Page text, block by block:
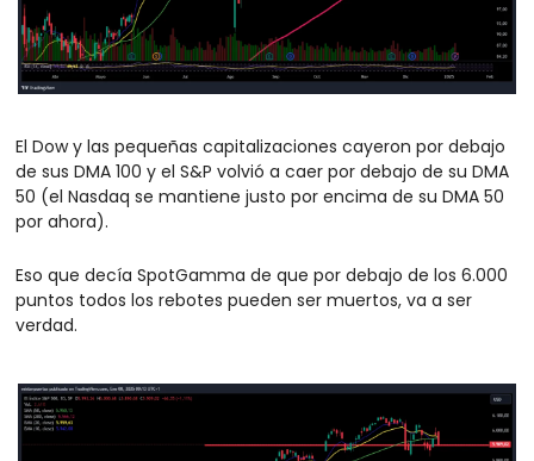
El Dow y las pequeñas capitalizaciones cayeron por debajo
de sus DMA 100 y el S&P volvió a caer por debajo de su DMA
50 (el Nasdaq se mantiene justo por encima de su DMA 50
por ahora).
Eso que decía SpotGamma de que por debajo de los 6.000
puntos todos los rebotes pueden ser muertos, va a ser
verdad.